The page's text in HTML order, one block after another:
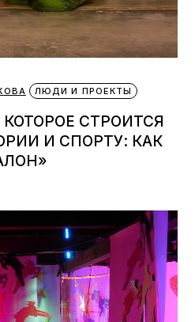
ЛЮДИ И ПРОЕКТЫ
СТРОИТСЯ
И СПОРТУ: КАК